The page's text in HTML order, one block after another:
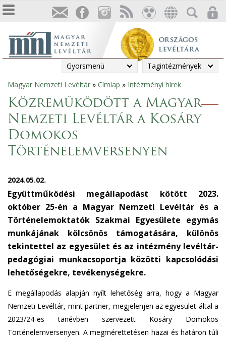
Gyorsmenü Tagintézmények
Jelenlegi
hely
Magyar Nemzeti Levéltár » Címlap » Intézményi hírek
Közreműködött a Magyar
Nemzeti Levéltár a Kosáry
Domokos
Történelemversenyen
2024.05.02.
Együttműködési megállapodást kötött 2023.
október 25-én a Magyar Nemzeti Levéltár és a
Történelemoktatók Szakmai Egyesülete egymás
munkájának kölcsönös támogatására, különös
tekintettel az egyesület és az intézmény levéltár-
pedagógiai munkacsoportja közötti kapcsolódási
lehetőségekre, tevékenységekre.
E megállapodás alapján nyílt lehetőség arra, hogy a Magyar
Nemzeti Levéltár, mint partner, megjelenjen az egyesület által a
2023/24-es tanévben szervezett Kosáry Domokos
Történelemversenyen. A megmérettetésen hazai és határon túli